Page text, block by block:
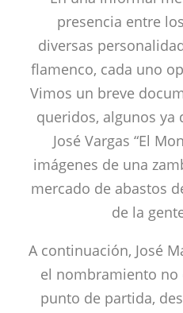
presencia entre
diversas
flamenco, cada uno
Vimos un breve
queridos, algunos ya
José Vargas “El
imágenes de una
mercado de abastos
de la
A continuación, José
el nombramiento no
punto de partida,